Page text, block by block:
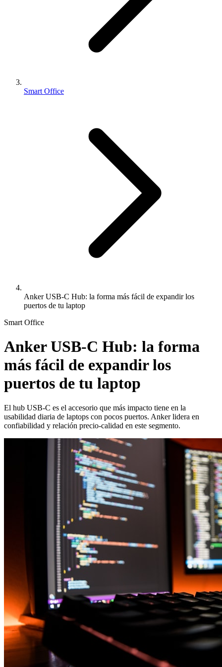
Smart Office
Anker USB-C Hub: la forma más fácil de expandir los
puertos de tu laptop
Smart Office
Anker USB-C Hub: la forma
más fácil de expandir los
puertos de tu laptop
El hub USB-C es el accesorio que más impacto tiene en la
usabilidad diaria de laptops con pocos puertos. Anker lidera en
confiabilidad y relación precio-calidad en este segmento.